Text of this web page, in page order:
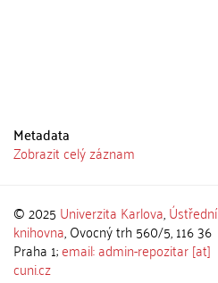
Metadata
Zobrazit celý záznam
© 2025 Univerzita Karlova,Ústřední
knihovna, Ovocný trh 560/5, 116 36
Praha 1;email: admin-repozitar [at]
cuni.cz